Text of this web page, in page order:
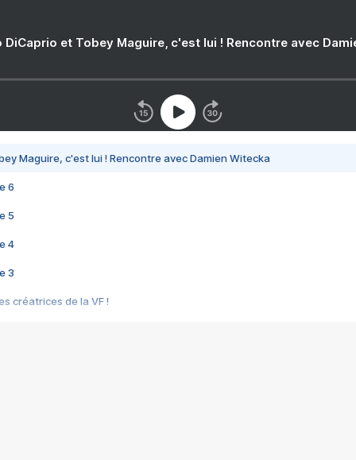
DiCaprio et Tobey Maguire, c'est lui ! Rencontre avec
Maguire, c'est lui ! Rencontre avec Damien Witecka
6
5
4
3
créatrices de la VF !